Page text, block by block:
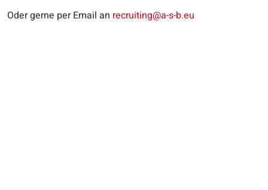
Oder gerne per Email an recruiting@a-s-b.eu